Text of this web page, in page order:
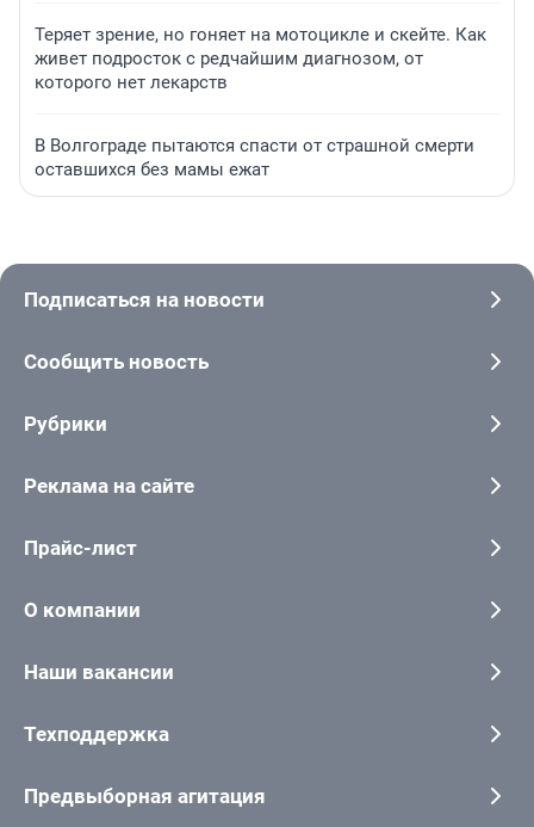
Теряет зрение, но гоняет на мотоцикле и скейте. Как
живет подросток с редчайшим диагнозом, от
которого нет лекарств
В Волгограде пытаются спасти от страшной смерти
оставшихся без мамы ежат
Подписаться на новости
Сообщить новость
Рубрики
Реклама на сайте
Прайс-лист
О компании
Наши вакансии
Техподдержка
Предвыборная агитация